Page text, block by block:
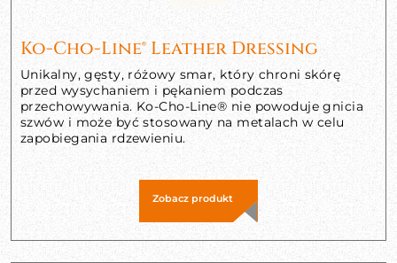
Ko-Cho-Line® Leather Dressing
Unikalny, gęsty, różowy smar, który chroni skórę
przed wysychaniem i pękaniem podczas
przechowywania. Ko-Cho-Line® nie powoduje gnicia
szwów i może być stosowany na metalach w celu
zapobiegania rdzewieniu.
Zobacz produkt